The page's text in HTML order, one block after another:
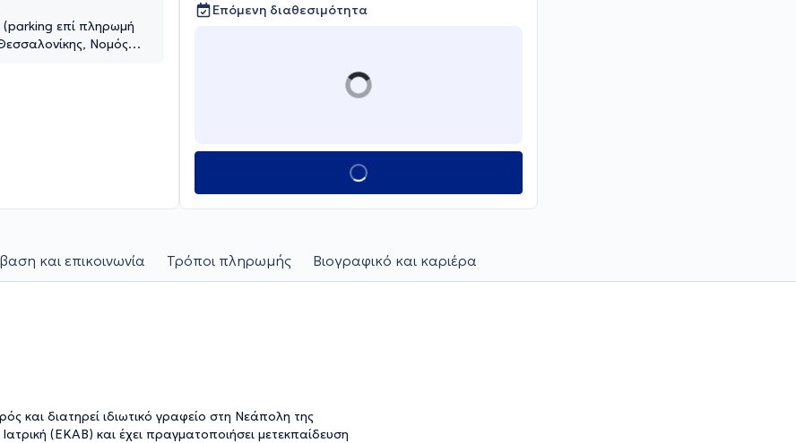
επί πληρωμή
Νομός
Επόμενη διαθεσιμότητα
και επικοινωνία Τρόποι πληρωμής Βιογραφικό και καριέρα
και διατηρεί ιδιωτικό γραφείο στη Νεάπολη της
(ΕΚΑΒ) και έχει πραγματοποιήσει μετεκπαίδευση